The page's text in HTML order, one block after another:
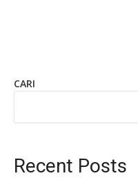
CARI
Recent Posts